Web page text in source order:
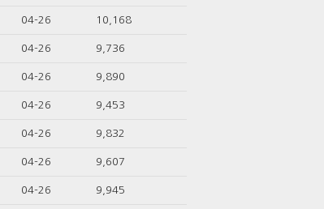
04-26 10,168
04-26 9,736
04-26 9,890
04-26 9,453
04-26 9,832
04-26 9,607
04-26 9,945